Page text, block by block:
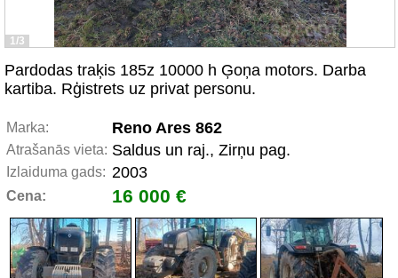
1/3
Pardodas traķis 185z 10000 h Ģoņa motors. Darba
kartiba. Rģistrets uz privat personu.
Marka: Reno Ares 862
Atrašanās vieta: Saldus un raj., Zirņu pag.
Izlaiduma gads: 2003
Cena: 16 000 €